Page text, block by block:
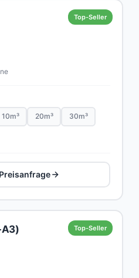
Top-Seller
10m³ 20m³ 30m³
Top-Seller